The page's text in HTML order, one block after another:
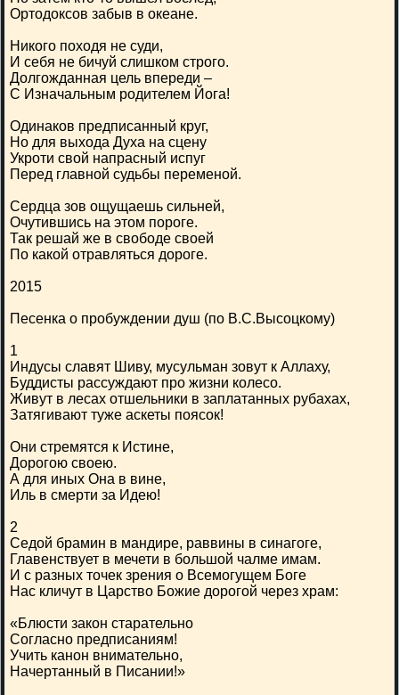
Ортодоксов забыв в океане.
Никого походя не суди,
И себя не бичуй слишком строго.
Долгожданная цель впереди –
С Изначальным родителем Йога!
Одинаков предписанный круг,
Но для выхода Духа на сцену
Укроти свой напрасный испуг
Перед главной судьбы переменой.
Сердца зов ощущаешь сильней,
Очутившись на этом пороге.
Так решай же в свободе своей
По какой отравляться дороге.
2015
Песенка о пробуждении душ (по В.С.Высоцкому)
1
Индусы славят Шиву, мусульман зовут к Аллаху,
Буддисты рассуждают про жизни колесо.
Живут в лесах отшельники в заплатанных рубахах,
Затягивают туже аскеты поясок!
Они стремятся к Истине,
Дорогою своею.
А для иных Она в вине,
Иль в смерти за Идею!
2
Седой брамин в мандире, раввины в синагоге,
Главенствует в мечети в большой чалме имам.
И с разных точек зрения о Всемогущем Боге
Нас кличут в Царство Божие дорогой через храм:
«Блюсти закон старательно
Согласно предписаниям!
Учить канон внимательно,
Начертанный в Писании!»